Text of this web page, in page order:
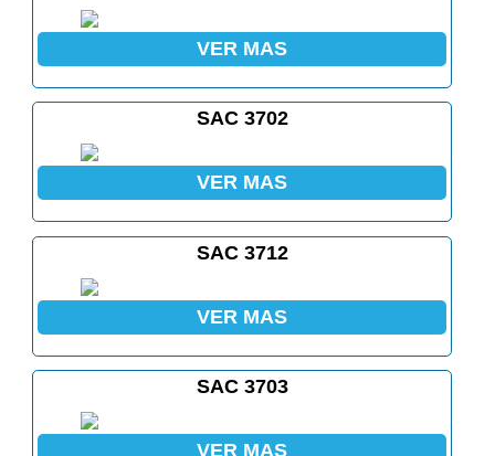
VER MAS
SAC 3702
VER MAS
SAC 3712
VER MAS
SAC 3703
VER MAS